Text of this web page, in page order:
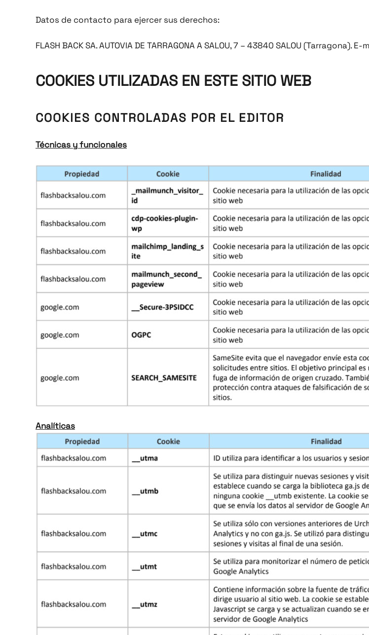
Datos de contacto para ejercer sus derechos:
FLASH BACK SA. AUTOVIA DE TARRAGONA A SALOU, 7 – 43840 SALOU (Tarragona). E-
COOKIES UTILIZADAS EN ESTE SITIO WEB
COOKIES CONTROLADAS POR EL EDITOR
Técnicas y funcionales
Analíticas